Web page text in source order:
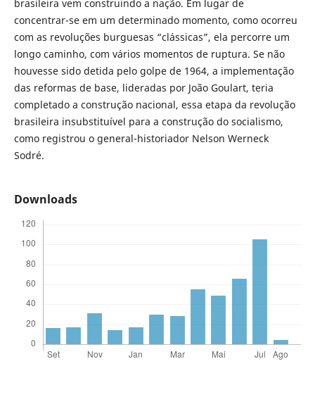
brasileira vem construindo a nação. Em lugar de
concentrar-se em um determinado momento, como ocorreu
com as revoluções burguesas “clássicas”, ela percorre um
longo caminho, com vários momentos de ruptura. Se não
houvesse sido detida pelo golpe de 1964, a implementação
das reformas de base, lideradas por João Goulart, teria
completado a construção nacional, essa etapa da revolução
brasileira insubstituível para a construção do socialismo,
como registrou o general-historiador Nelson Werneck
Sodré.
Downloads